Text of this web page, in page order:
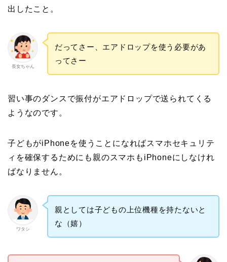
出したこと。
長女ちゃん
だってさー、エアドロップを使う必要があ
ってさー
習い事のダンスで振付がエアドロップで送られてくる
ようなのです。
子どもがiPhoneを使うことになればスマホセキュリテ
ィを確保するためにも親のスマホもiPhoneにしなけれ
ばなりません。
ワタシ
親としては子どもの上位機種を持たないと
な（嬉）